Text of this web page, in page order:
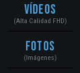
Vídeos
(Alta Calidad FHD)
Fotos
(Imágenes)